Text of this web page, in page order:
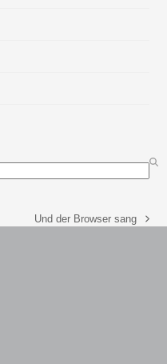
Nächster
Und der Browser sang